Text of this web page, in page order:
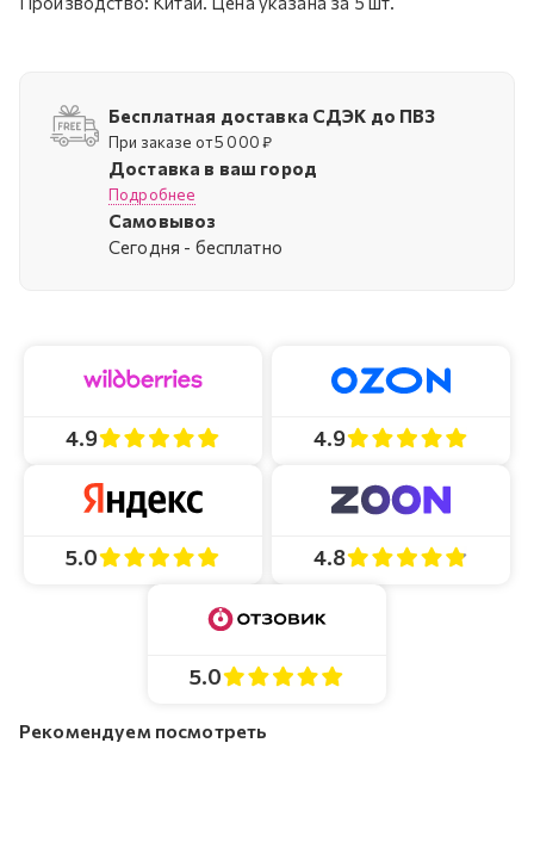
Бесплатная доставка СДЭК до ПВЗ
При заказе от 5 000 ₽
Доставка в ваш город
Подробнее
Самовывоз
Cегодня - бесплатно
4.9 4.9
5.0 4.8
5.0
Рекомендуем посмотреть